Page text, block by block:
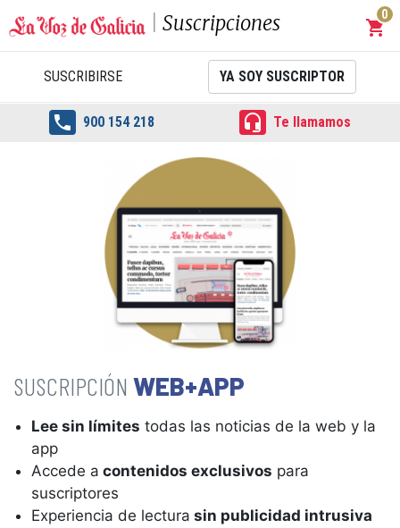
Suscripciones shopping_cart
0
SUSCRIBIRSE YA SOY SUSCRIPTOR
 900 154 218  Te llamamos
WEB+APP
Lee sin límites todas las noticias de la web y la
app
Accede a contenidos exclusivos para
suscriptores
Experiencia de lectura sin publicidad intrusiva